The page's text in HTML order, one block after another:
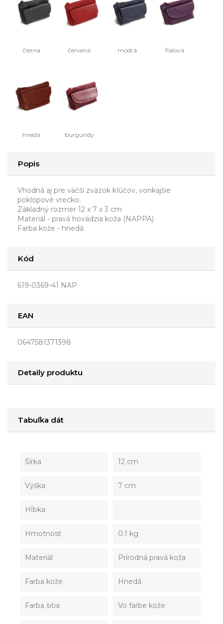
čierna červená modrá fialová
hnedá burgundy
Popis
Vhodná aj pre väčší zväzok kľúčov, vonkajšie
poklopové vrecko.
Základný rozmer 12 x 7 x 3 cm
Materiál - pravá hovädzia koža (NAPPA)
Farba kože - hnedá
Kód
619-0369-41 NAP
EAN
0647581371398
Detaily produktu
Tabuľka dát
Šírka 12 cm
Výška 7 cm
Hĺbka
Hmotnosť 0.1 kg
Materiál Prírodná pravá koža
Farba kože Hnedá
Farba šitia Vo farbe kože